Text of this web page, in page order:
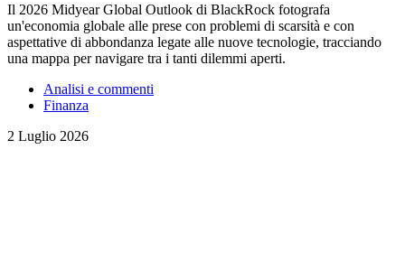
Il 2026 Midyear Global Outlook di BlackRock fotografa
un'economia globale alle prese con problemi di scarsità e con
aspettative di abbondanza legate alle nuove tecnologie, tracciando
una mappa per navigare tra i tanti dilemmi aperti.
Analisi e commenti
Finanza
2 Luglio 2026